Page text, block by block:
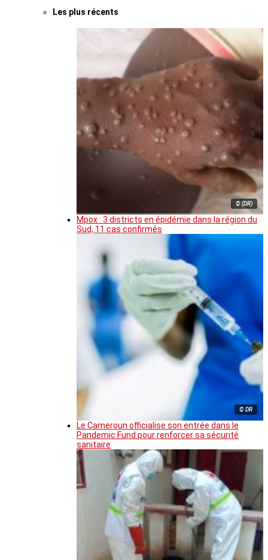
Les plus récents
© (DR)
Mpox : 3 districts en épidémie dans la région du
Sud, 11 cas confirmés
© DR
Le Cameroun officialise son entrée dans le
Pandemic Fund pour renforcer sa sécurité
sanitaire